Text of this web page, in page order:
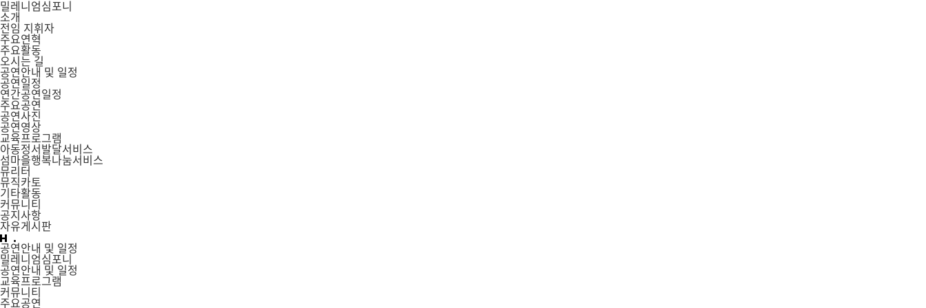
밀레니엄심포니
소개
전임 지휘자
주요연혁
주요활동
오시는 길
공연안내 및 일정
공연일정
연간공연일정
주요공연
공연사진
공연영상
교육프로그램
아동정서발달서비스
섬마을행복나눔서비스
뮤리터
뮤직카토
기타활동
커뮤니티
공지사항
자유게시판
공연안내 및 일정
밀레니엄심포니
공연안내 및 일정
교육프로그램
커뮤니티
주요공연